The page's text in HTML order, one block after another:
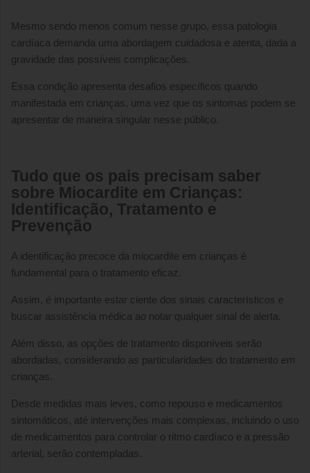
Mesmo sendo menos comum nesse grupo, essa patologia
cardíaca demanda uma abordagem cuidadosa e atenta, dada a
gravidade das possíveis complicações.
Essa condição apresenta desafios específicos quando
manifestada em crianças, uma vez que os sintomas podem se
apresentar de maneira singular nesse público.
Tudo que os pais precisam saber
sobre Miocardite em Crianças:
Identificação, Tratamento e
Prevenção
A identificação precoce da miocardite em crianças é
fundamental para o tratamento eficaz.
Assim, é importante estar ciente dos sinais característicos e
buscar assistência médica ao notar qualquer sinal de alerta.
Além disso, as opções de tratamento disponíveis serão
abordadas, considerando as particularidades do tratamento em
crianças.
Desde medidas mais leves, como repouso e medicamentos
sintomáticos, até intervenções mais complexas, incluindo o uso
de medicamentos para controlar o ritmo cardíaco e a pressão
arterial, serão contempladas.